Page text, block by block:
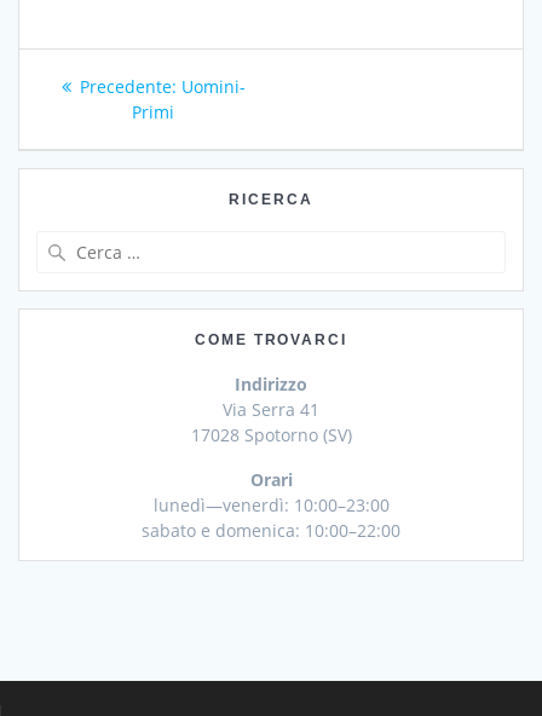
Navigazione
articoli
Precedente: Articolo
Uomini-
Primi
RICERCA
COME TROVARCI
Indirizzo
Via Serra 41
17028 Spotorno (SV)
Orari
lunedì—venerdì: 10:00–23:00
sabato e domenica: 10:00–22:00